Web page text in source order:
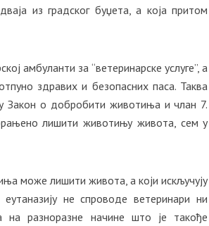
из градског буџета, а која притом
амбуланти за “ветеринарске услуге”, а
здравих и безопасних паса. Таква
Закон о добробити животиња и члан 7.
лишити животињу живота, сем у
може лишити живота, а који искључују
не спроводе ветеринари ни
на разноразне начине што је такође